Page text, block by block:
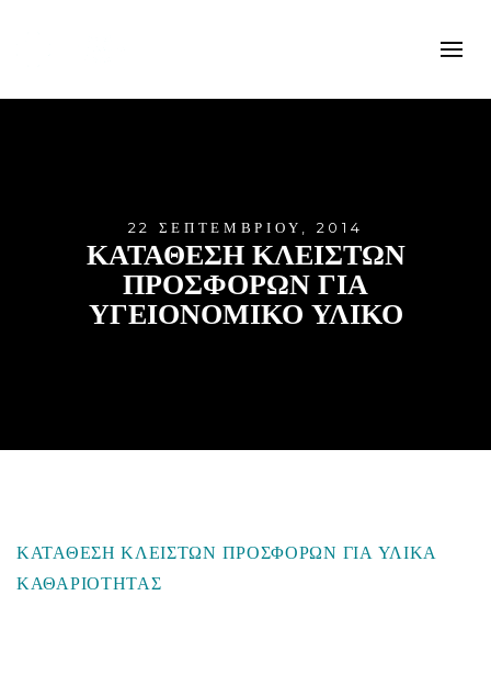
22 ΣΕΠΤΕΜΒΡΊΟΥ, 2014
ΚΑΤΑΘΕΣΗ ΚΛΕΙΣΤΩΝ
ΠΡΟΣΦΟΡΩΝ ΓΙΑ
ΥΓΕΙΟΝΟΜΙΚΟ ΥΛΙΚΟ
ΚΑΤΑΘΕΣΗ ΚΛΕΙΣΤΩΝ ΠΡΟΣΦΟΡΩΝ ΓΙΑ ΥΛΙΚΑ
ΚΑΘΑΡΙΟΤΗΤΑΣ